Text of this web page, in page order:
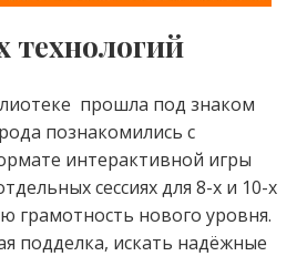
прошла под знаком
познакомились с
интерактивной игры
сессиях для 8-х и 10-х
грамотность нового уровня.
подделка, искать надёжные